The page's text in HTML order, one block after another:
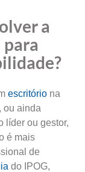
a
escritório na
ou ainda
líder ou gestor,
é mais
de
do IPOG,